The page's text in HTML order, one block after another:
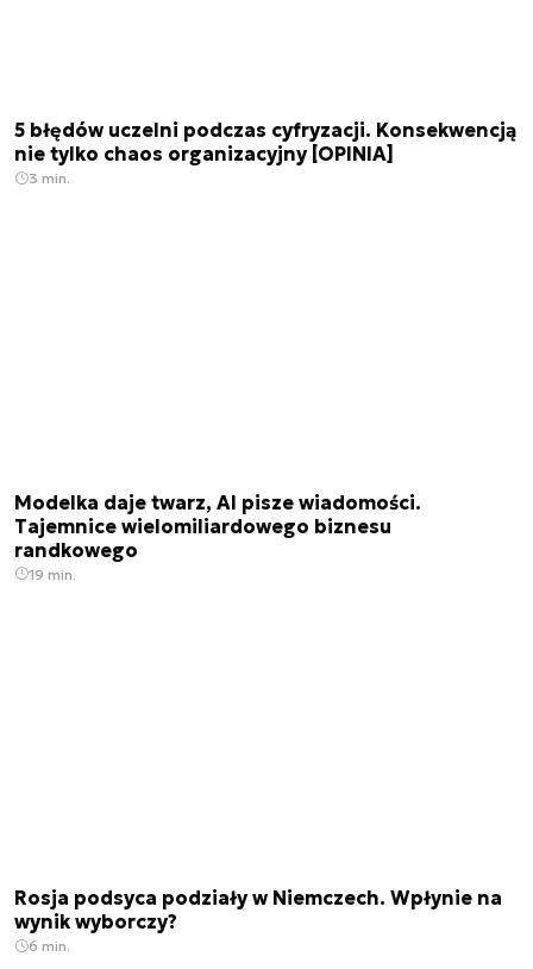
5 błędów uczelni podczas cyfryzacji. Konsekwencją
nie tylko chaos organizacyjny [OPINIA]
3 min.
Modelka daje twarz, AI pisze wiadomości.
Tajemnice wielomiliardowego biznesu
randkowego
19 min.
Rosja podsyca podziały w Niemczech. Wpłynie na
wynik wyborczy?
6 min.